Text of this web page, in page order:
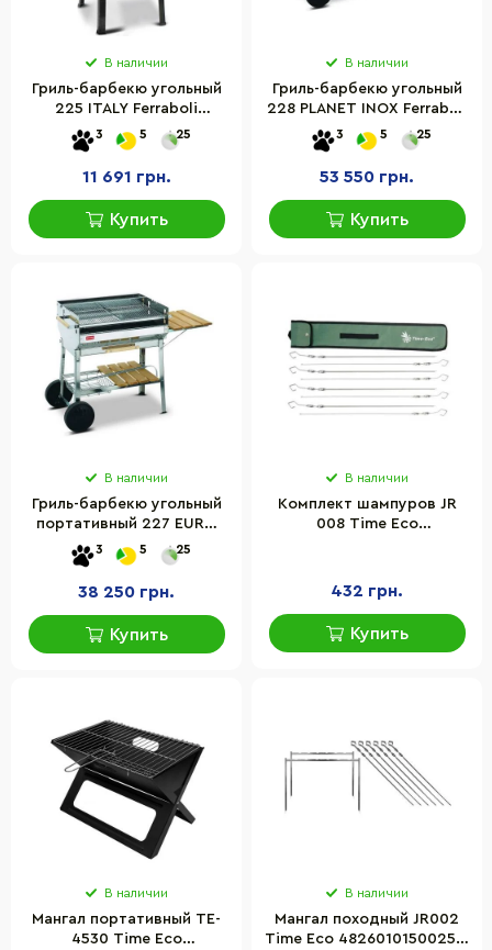
В наличии
Гриль-барбекю угольный
225 ITALY Ferraboli
8003277002250
металический
3 5 25
11 691 грн.
Купить
В наличии
Гриль-барбекю угольный
228 PLANET INOX Ferraboli
8003277002281
металический
3 5 25
53 550 грн.
Купить
В наличии
Гриль-барбекю угольный
портативный 227 EURO
INOX Ferraboli
8003277002274
3 5 25
38 250 грн.
Купить
В наличии
Комплект шампуров JR
008 Time Eco
432 грн.
Купить
В наличии
Мангал портативный TE-
4530 Time Eco
В наличии
Мангал походный JR002
Time Eco 4826010150025 в